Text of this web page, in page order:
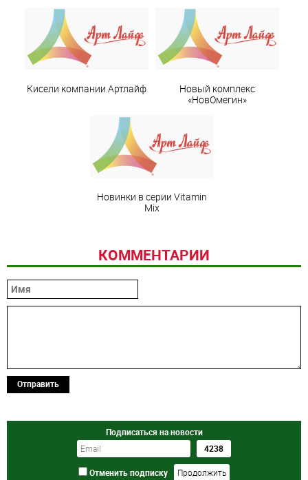
Кисели компании Артлайф
Новый комплекс
«НовОмегин»
Новинки в серии Vitamin
Mix
КОММЕНТАРИИ
Отправить
Подписаться на новости
Отменить подписку